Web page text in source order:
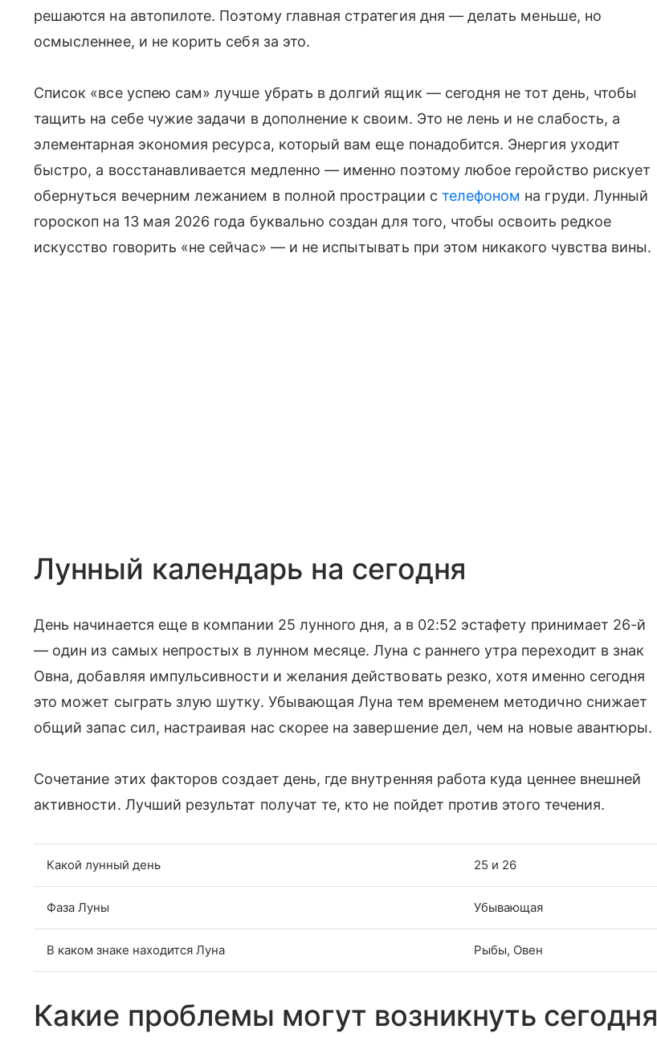
решаются на автопилоте. Поэтому главная стратегия дня — делать меньше, но
осмысленнее, и не корить себя за это.
Список «все успею сам» лучше убрать в долгий ящик — сегодня не тот день, чтобы
тащить на себе чужие задачи в дополнение к своим. Это не лень и не слабость, а
элементарная экономия ресурса, который вам еще понадобится. Энергия уходит
быстро, а восстанавливается медленно — именно поэтому любое геройство рискует
обернуться вечерним лежанием в полной прострации с телефоном на груди. Лунный
гороскоп на 13 мая 2026 года буквально создан для того, чтобы освоить редкое
искусство говорить «не сейчас» — и не испытывать при этом никакого чувства вины.
Лунный календарь на сегодня
День начинается еще в компании 25 лунного дня, а в 02:52 эстафету принимает 26-й
— один из самых непростых в лунном месяце. Луна с раннего утра переходит в знак
Овна, добавляя импульсивности и желания действовать резко, хотя именно сегодня
это может сыграть злую шутку. Убывающая Луна тем временем методично снижает
общий запас сил, настраивая нас скорее на завершение дел, чем на новые авантюры.
Сочетание этих факторов создает день, где внутренняя работа куда ценнее внешней
активности. Лучший результат получат те, кто не пойдет против этого течения.
Какой лунный день 25 и 26
Фаза Луны Убывающая
В каком знаке находится Луна Рыбы, Овен
Какие проблемы могут возникнуть сегодня